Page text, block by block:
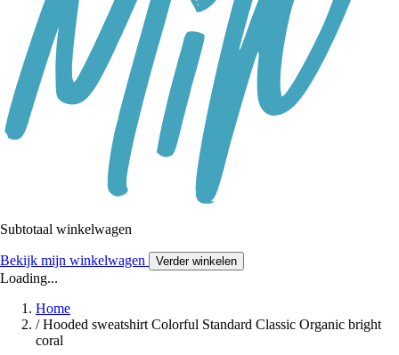
Subtotaal winkelwagen
Bekijk mijn winkelwagen Verder winkelen
Loading...
Home
/ Hooded sweatshirt Colorful Standard Classic Organic bright
coral